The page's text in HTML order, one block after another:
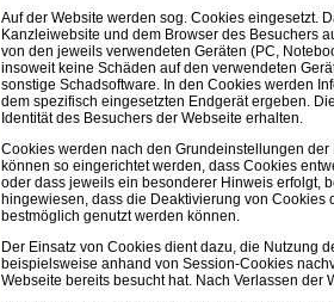
Auf der Website werden sog. Cookies eingesetzt.
Kanzleiwebsite und dem Browser des Besuchers
von den jeweils verwendeten Geräten (PC,
insoweit keine Schäden auf den verwendeten
sonstige Schadsoftware. In den Cookies werden
dem spezifisch eingesetzten Endgerät ergeben.
Identität des Besuchers der Webseite erhalten.
Cookies werden nach den Grundeinstellungen
können so eingerichtet werden, dass Cookies
oder dass jeweils ein besonderer Hinweis erfolgt,
hingewiesen, dass die Deaktivierung von Cookies
bestmöglich genutzt werden können.
Der Einsatz von Cookies dient dazu, die Nutzung
beispielsweise anhand von Session-Cookies
Webseite bereits besucht hat. Nach Verlassen